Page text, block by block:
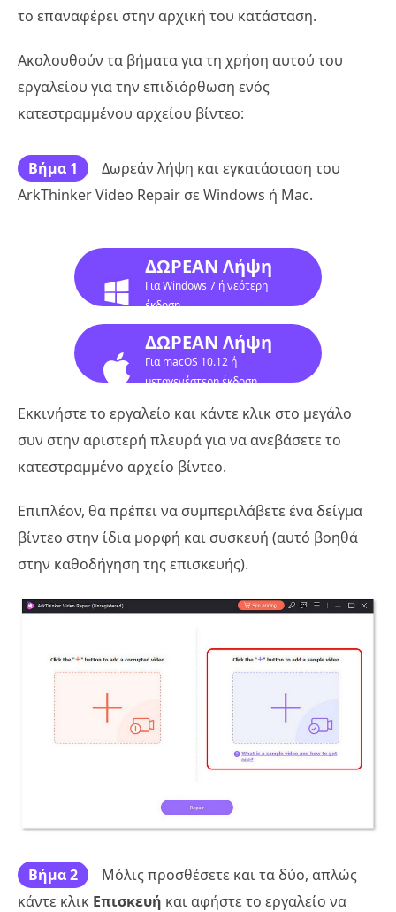
το επαναφέρει στην αρχική του κατάσταση.
Ακολουθούν τα βήματα για τη χρήση αυτού του
εργαλείου για την επιδιόρθωση ενός
κατεστραμμένου αρχείου βίντεο:
Βήμα 1
Δωρεάν λήψη και εγκατάσταση του
ArkThinker Video Repair σε Windows ή Mac.
ΔΩΡΕΑΝ Λήψη
Για Windows 7 ή νεότερη
έκδοση
ΔΩΡΕΑΝ Λήψη
Για macOS 10.12 ή
μεταγενέστερη έκδοση
Εκκινήστε το εργαλείο και κάντε κλικ στο μεγάλο
συν στην αριστερή πλευρά για να ανεβάσετε το
κατεστραμμένο αρχείο βίντεο.
Επιπλέον, θα πρέπει να συμπεριλάβετε ένα δείγμα
βίντεο στην ίδια μορφή και συσκευή (αυτό βοηθά
στην καθοδήγηση της επισκευής).
Βήμα 2
Μόλις προσθέσετε και τα δύο, απλώς
κάντε κλικ Επισκευή και αφήστε το εργαλείο να